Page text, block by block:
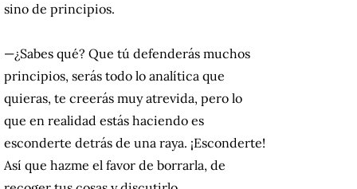
sino de principios.
—¿Sabes qué? Que tú defenderás muchos
principios, serás todo lo analítica que
quieras, te creerás muy atrevida, pero lo
que en realidad estás haciendo es
esconderte detrás de una raya. ¡Esconderte!
Así que hazme el favor de borrarla, de